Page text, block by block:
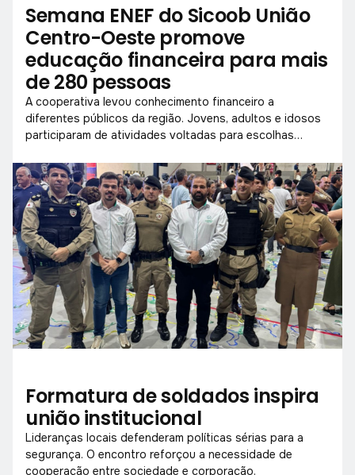
Semana ENEF do Sicoob União
Centro-Oeste promove
educação financeira para mais
de 280 pessoas
A cooperativa levou conhecimento financeiro a
diferentes públicos da região. Jovens, adultos e idosos
participaram de atividades voltadas para escolhas
Formatura de soldados inspira
união institucional
Lideranças locais defenderam políticas sérias para a
segurança. O encontro reforçou a necessidade de
cooperação entre sociedade e corporação.